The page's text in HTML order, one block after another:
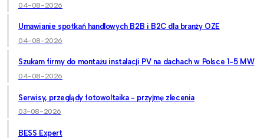
04-08-2026
Umawianie spotkań handlowych B2B i B2C dla branży OZE
04-08-2026
Szukam firmy do montażu instalacji PV na dachach w Polsce 1-5 MW
04-08-2026
Serwisy, przeglądy fotowoltaika - przyjmę zlecenia
03-08-2026
BESS Expert